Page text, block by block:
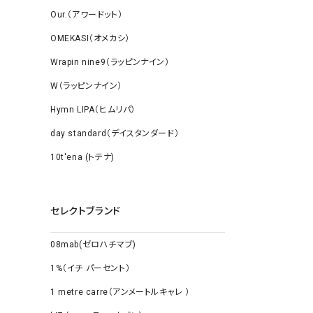
Our.（アワードット）
OMEKASI（オメカシ）
Wrapin nine9（ラッピンナイン）
W（ラッピンナイン）
Hymn LIPA（ヒムリパ）
day standard（デイスタンダード）
10t'ena (トテナ)
セレクトブランド
08mab(ゼロハチマブ)
1%（イチ パーセント）
1 metre carre（アンメートルキャレ ）